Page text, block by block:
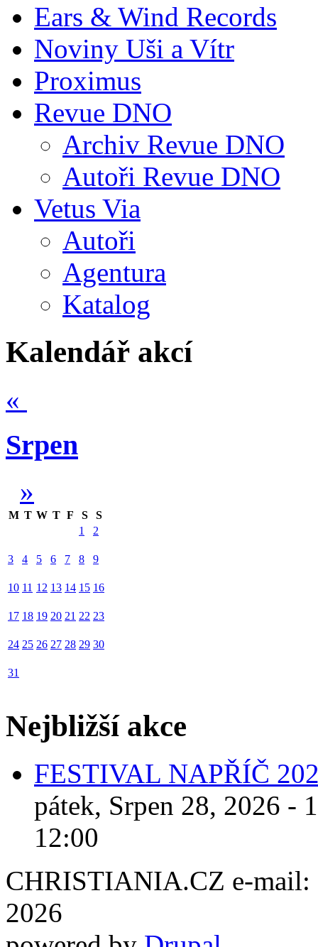
Ears & Wind Records
Noviny Uši a Vítr
Proximus
Revue DNO
Archiv Revue DNO
Autoři Revue DNO
Vetus Via
Autoři
Agentura
Katalog
Kalendář akcí
«
Srpen
»
M T W T F S
S
1
2
3 4 5 6 7 8 9
10 11 12 13 14 15 16
17 18 19 20 21 22 23
24 25 26 27 28 29 30
31
Nejbližší akce
FESTIVAL NAPŘÍČ
pátek, Srpen 28, 2026 -
12:00
CHRISTIANIA.CZ e-mail:
2026